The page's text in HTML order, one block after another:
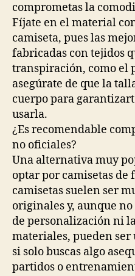
comprometas la
Fíjate en el material
camiseta, pues las
fabricadas con tejidos
transpiración, como el
asegúrate de que la
cuerpo para
usarla.
¿Es recomendable
no oficiales?
Una alternativa muy
optar por camisetas de
camisetas suelen ser
originales y, aunque
de personalización ni
materiales, pueden
si solo buscas algo
partidos o